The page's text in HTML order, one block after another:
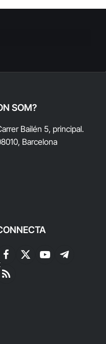
SOM?
Bailén 5, principal.
Barcelona
Facebook
X
YouTubeTelegram
RSS